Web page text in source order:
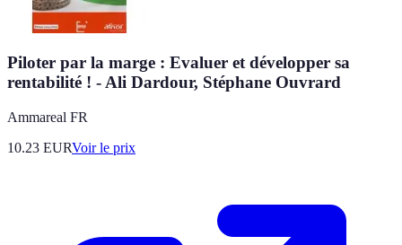
Piloter par la marge : Evaluer et développer sa
rentabilité ! - Ali Dardour, Stéphane Ouvrard
Ammareal FR
10.23 EURVoir le prix